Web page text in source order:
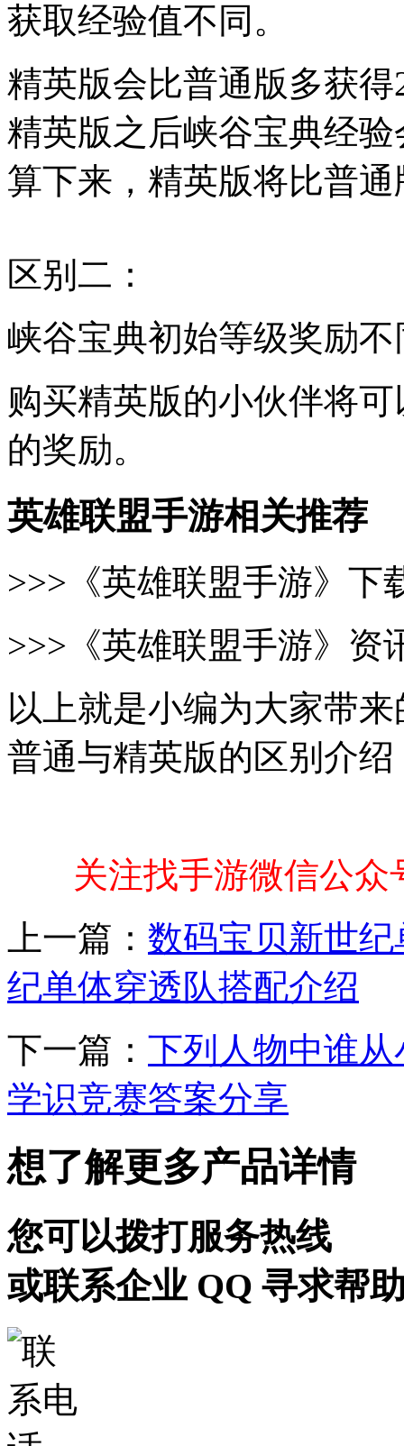
获取经验值不同。
精英版会比普通版多获
精英版之后峡谷宝典经
算下来，精英版将比普
区别二：
峡谷宝典初始等级奖励不
购买精英版的小伙伴将
的奖励。
英雄联盟手游相关推荐
>>>《英雄联盟手游》下
>>>《英雄联盟手游》资
以上就是小编为大家带
普通与精英版的区别介
关注找手游微信公
上一篇： 数码宝贝新世
纪单体穿透队搭配介绍
下一篇： 下列人物中谁
学识竞赛答案分享
想了解更多产品详情
您可以拨打服务热线
或联系企业 QQ 寻求帮